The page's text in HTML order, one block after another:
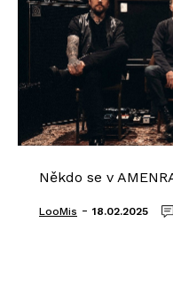
Někdo se v
LooMis - 18.02.2025